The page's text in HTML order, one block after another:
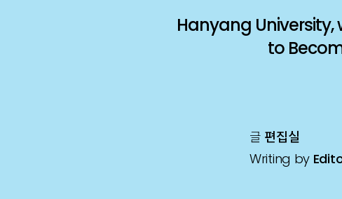
Hanyang
to
글 편집실
Writing by